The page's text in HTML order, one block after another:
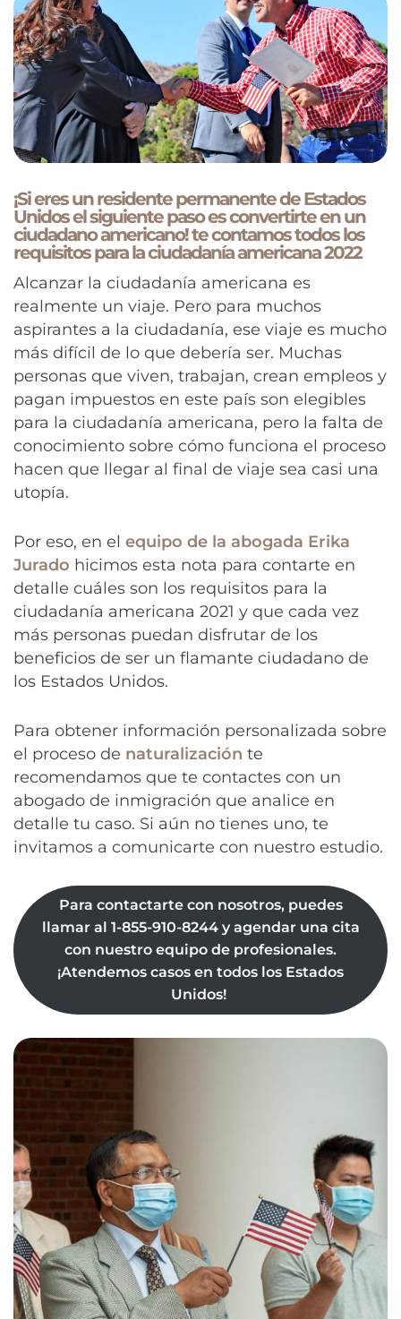
¡Si eres un residente permanente de Estados
Unidos el siguiente paso es convertirte en un
ciudadano americano! te contamos todos los
requisitos para la ciudadanía americana 2022
Alcanzar la ciudadanía americana es
realmente un viaje. Pero para muchos
aspirantes a la ciudadanía, ese viaje es mucho
más difícil de lo que debería ser. Muchas
personas que viven, trabajan, crean empleos y
pagan impuestos en este país son elegibles
para la ciudadanía americana, pero la falta de
conocimiento sobre cómo funciona el proceso
hacen que llegar al final de viaje sea casi una
utopía.
Por eso, en el equipo de la abogada Erika
Jurado hicimos esta nota para contarte en
detalle cuáles son los requisitos para la
ciudadanía americana 2021 y que cada vez
más personas puedan disfrutar de los
beneficios de ser un flamante ciudadano de
los Estados Unidos.
Para obtener información personalizada sobre
el proceso de naturalización te
recomendamos que te contactes con un
abogado de inmigración que analice en
detalle tu caso. Si aún no tienes uno, te
invitamos a comunicarte con nuestro estudio.
Para contactarte con nosotros, puedes
llamar al 1-855-910-8244 y agendar una cita
con nuestro equipo de profesionales.
¡Atendemos casos en todos los Estados
Unidos!